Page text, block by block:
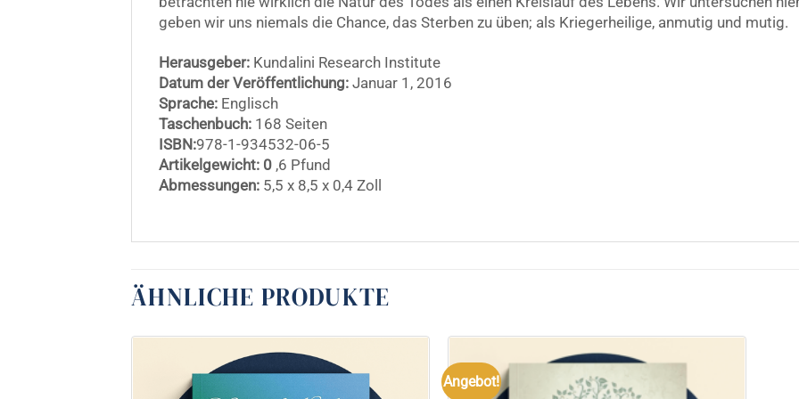
geben wir uns niemals die Chance, das Sterben zu üben; als Kriegerheilige, anmutig und mutig.
Herausgeber: Kundalini Research Institute
Datum der Veröffentlichung: Januar 1, 2016
Sprache: Englisch
Taschenbuch: 168 Seiten
ISBN:978-1-934532-06-5
Artikelgewicht: 0 ,6 Pfund
Abmessungen: 5,5 x 8,5 x 0,4 Zoll
ÄHNLICHE PRODUKTE
Angebot!